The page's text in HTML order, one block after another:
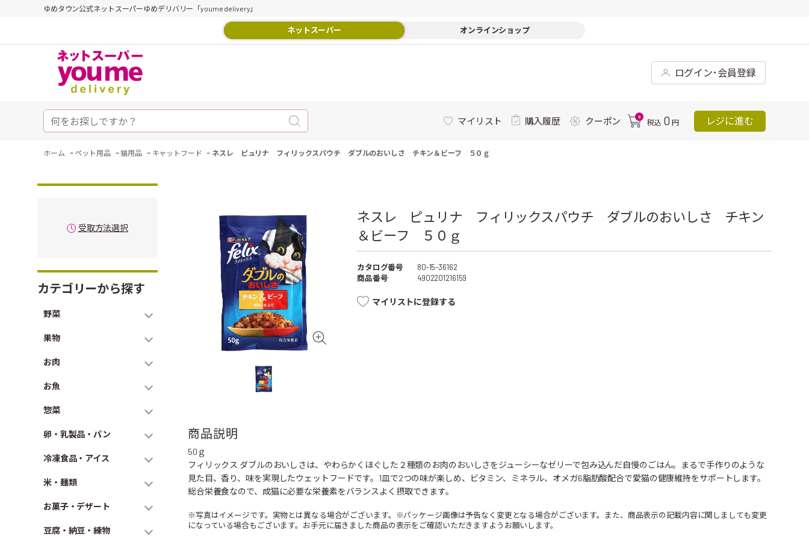
ゆめタウン公式ネットスーパーゆめデリバリー「youme delivery」
ネットスーパー オンラインショップ
ログイン･会員登録
マイリスト 購入履歴 クーポン 0
税込 0 円 レジに進む
ホーム - ペット用品 -猫用品 - キャットフード - ネスレ ピュリナ フィリックスパウチ ダブルのおいしさ チキン＆ビーフ ５０ｇ
受取方法選択
カテゴリーから探す
野菜
果物
お肉
お魚
惣菜
卵・乳製品・パン
冷凍食品・アイス
米・麺類
お菓子・デザート
豆腐・納豆・練物
ネスレ ピュリナ フィリックスパウチ ダブルのおいしさ チキン
＆ビーフ ５０ｇ
カタログ番号
80-15-36162
商品番号
4902201216159
マイリストに登録する
商品説明
50ｇ
フィリックス ダブルのおいしさは、やわらかくほぐした２種類のお肉のおいしさをジューシーなゼリーで包み込んだ自慢のごはん。まるで手作りのような
見た目、香り、味を実現したウェットフードです。1皿で2つの味が楽しめ、ビタミン、ミネラル、オメガ6脂肪酸配合で愛猫の健康維持をサポートします。
総合栄養食なので、成猫に必要な栄養素をバランスよく摂取できます。
※写真はイメージです。実物とは異なる場合がございます。※パッケージ画像は予告なく変更となる場合がございます。また、商品表示の記載内容に関しましても変更
になっている場合もございます。お手元に届きました商品の表示をご確認いただきますようお願いします。